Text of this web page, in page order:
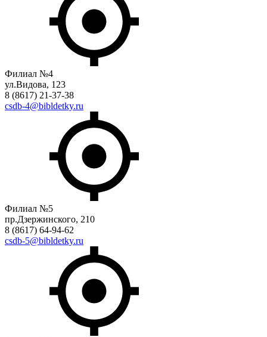
Филиал №4
ул.Видова, 123
8 (8617) 21-37-38
csdb-4@bibldetky.ru
Филиал №5
пр.Дзержинского, 210
8 (8617) 64-94-62
csdb-5@bibldetky.ru